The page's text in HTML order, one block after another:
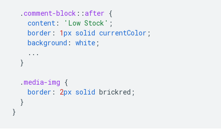
.comment-block ::after {
content : 'Low Stock' ;
border : 1px solid currentColor ;
background : white ;
...
}
.media-img {
border : 2px solid brickred ;
}
}